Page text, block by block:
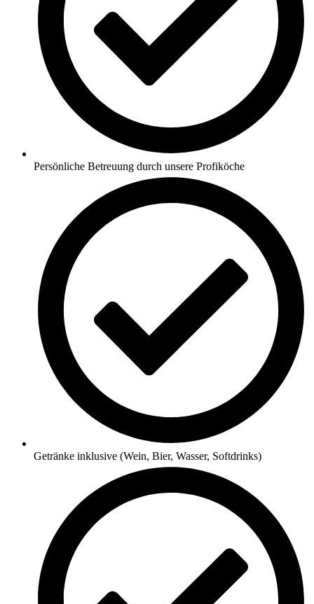
Persönliche Betreuung durch unsere Profiköche
Getränke inklusive (Wein, Bier, Wasser, Softdrinks)